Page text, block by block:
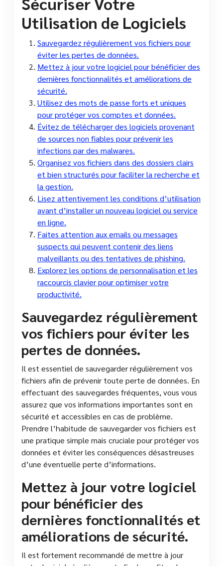
Utilisation de Logiciels
Sauvegardez régulièrement vos fichiers pour
éviter les pertes de données.
Mettez à jour votre logiciel pour bénéficier des
dernières fonctionnalités et améliorations de
sécurité.
Utilisez des mots de passe forts et uniques
pour protéger vos comptes et données.
Évitez de télécharger des logiciels provenant
de sources non fiables pour prévenir les
infections par des malwares.
Organisez vos fichiers dans des dossiers clairs
et bien structurés pour faciliter la recherche et
la gestion.
Lisez attentivement les conditions d’utilisation
avant d’installer un nouveau logiciel ou service
en ligne.
Faites attention aux emails ou messages
suspects qui peuvent contenir des liens
malveillants ou des tentatives de phishing.
Explorez les options de personnalisation et les
raccourcis clavier pour optimiser votre
productivité.
Sauvegardez régulièrement
vos fichiers pour éviter les
pertes de données.
Il est essentiel de sauvegarder régulièrement vos
fichiers afin de prévenir toute perte de données. En
effectuant des sauvegardes fréquentes, vous vous
assurez que vos informations importantes sont en
sécurité et accessibles en cas de problème.
Prendre l’habitude de sauvegarder vos fichiers est
une pratique simple mais cruciale pour protéger vos
données et éviter les conséquences désastreuses
d’une éventuelle perte d’informations.
Mettez à jour votre logiciel
pour bénéficier des
dernières fonctionnalités et
améliorations de sécurité.
Il est fortement recommandé de mettre à jour